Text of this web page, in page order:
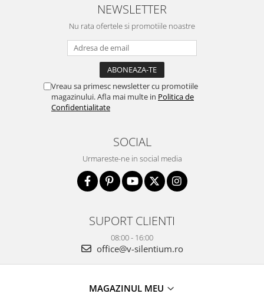
NEWSLETTER
Nu rata ofertele si promotiile noastre
Vreau sa primesc newsletter cu promotiile
magazinului. Afla mai multe in Politica de
Confidentialitate
SOCIAL
Urmareste-ne in social media
SUPORT CLIENTI
08:00 - 16:00
office@v-silentium.ro
MAGAZINUL MEU